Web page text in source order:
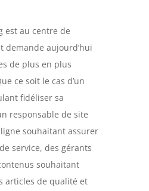
est au centre de
demande aujourd’hui
de plus en plus
ce soit le cas d’un
fidéliser sa
responsable de site
souhaitant assurer
service, des gérants
souhaitant
articles de qualité et